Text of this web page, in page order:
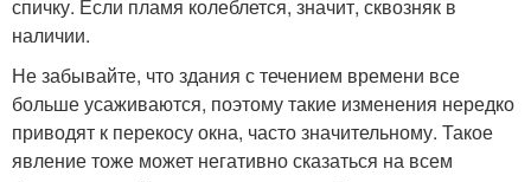
спичку. Если пламя колеблется, значит, сквозняк в
наличии.
Не забывайте, что здания с течением времени все
больше усаживаются, поэтому такие изменения нередко
приводят к перекосу окна, часто значительному. Такое
явление тоже может негативно сказаться на всем